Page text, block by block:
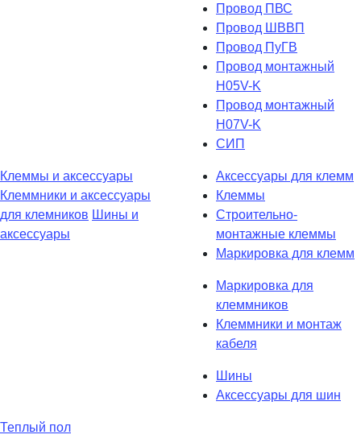
Провод ПВС
Провод ШВВП
Провод ПуГВ
Провод монтажный
H05V-K
Провод монтажный
H07V-K
СИП
Клеммы и аксессуары
Клеммники и аксессуары
для клемников Шины и
аксессуары
Аксессуары для клемм
Клеммы
Строительно-
монтажные клеммы
Маркировка для клемм
Маркировка для
клеммников
Клеммники и монтаж
кабеля
Шины
Аксессуары для шин
Теплый пол